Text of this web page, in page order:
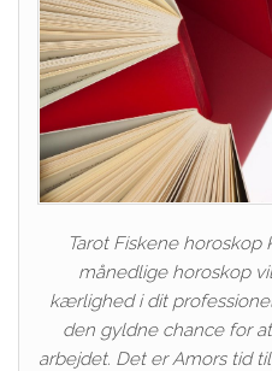
Tarot Fiskene
månedlige horoskop
kærlighed i dit
den gyldne chance for
arbejdet. Det er Amors tid